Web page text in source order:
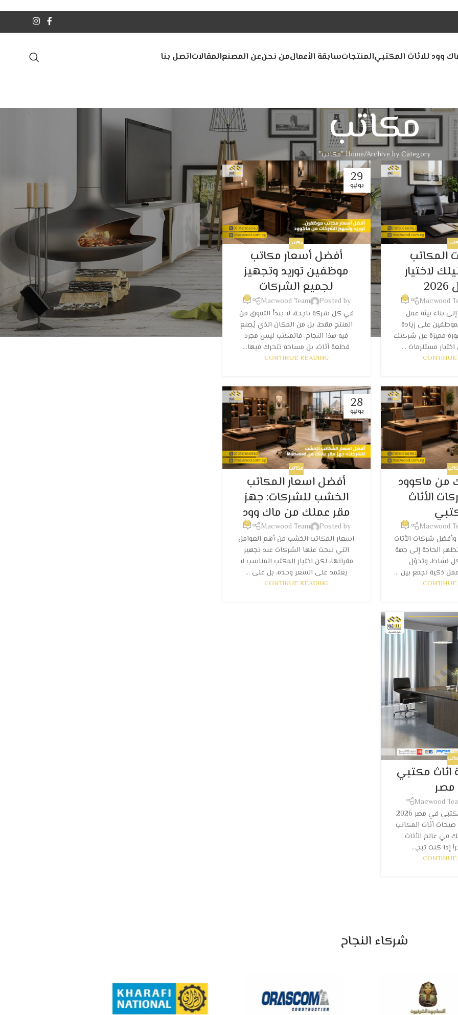
وود للاثاث المكتبيالمنتجاتسابقة الأعمالمن نحنعن المصنعالمقالاتاتصل بنا
مكاتب
Home Archive by Category "مكاتب"
المكاتب
لاختيار
Macwood
0
بناء بيئة عمل
على زيادة
مميزة عن شركتك
اختيار مستلزمات ...
29
يونيو
مكاتب
أفضل أسعار مكاتب
موظفين توريد وتجهيز
لجميع الشركات
Posted by
Macwood Team
0
في كل شركة ناجحة، لا يبدأ التفوق من
المنتج فقط، بل من المكان الذي يُصنع
فيه هذا النجاح. فالمكتب ليس مجرد
قطعة أثاث، بل مساحة تتحرك فيها...
CONTINUE READING
من ماكوود
الأثاث
Macwood
0
شركات الأثاث
الحاجة إلى جهة
نشاط، وتحوّل
ذكية تجمع بين ...
28
يونيو
مكاتب
أفضل اسعار المكاتب
الخشب للشركات: جهز
مقر عملك من ماك وود
Posted by
Macwood Team
0
اسعار المكاتب الخشب من أهم العوامل
التي تبحث عنها الشركات عند تجهيز
مقراتها، لكن اختيار المكتب المناسب لا
يعتمد على السعر وحده، بل على ...
CONTINUE READING
مكتبي
Macwood
افضل شركة اثاث مكتبي في مصر 2026
أثاث المكاتب
في عالم الأثاث
إذا كنت تبح...
أحدث المقالات
| أيهما أفضل لمشروعك؟
أغسطس 5, 2026
مستلزمات المكاتب الإدارية |
دليلك لاختيار الأفضل 2026
أغسطس 2, 2026
1 Comment
جهز شركتك بـ أفضل أسعار
كراسي موظفين هيدروليك
بضمان ماكوود
يوليو 8, 2026
1 Comment
شركاء النجاح